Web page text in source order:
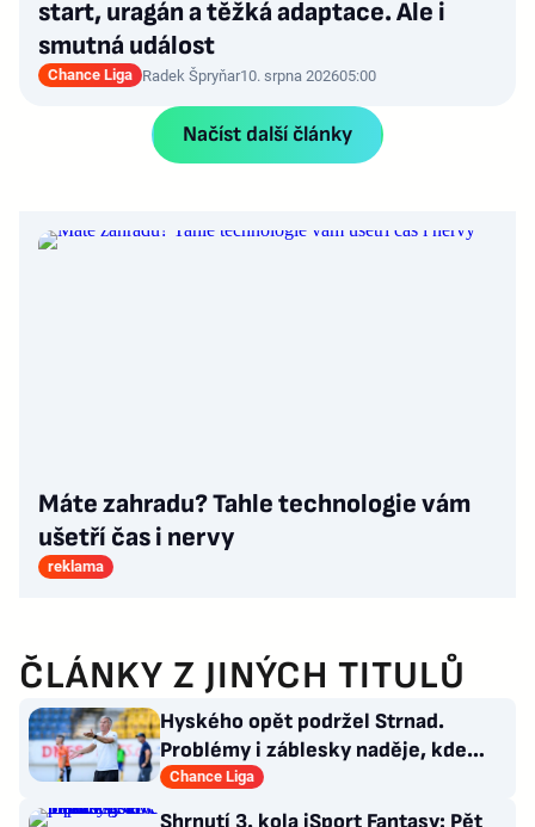
start, uragán a těžká adaptace. Ale i
smutná událost
Chance Liga Radek Špryňar10. srpna 202605:00
Načíst další články
Máte zahradu? Tahle technologie vám
ušetří čas i nervy
reklama
ČLÁNKY Z JINÝCH TITULŮ
Hyského opět podržel Strnad.
Problémy i záblesky naděje, kde
hledat pozitiva?
Chance Liga
Shrnutí 3. kola iSport Fantasy: Pět